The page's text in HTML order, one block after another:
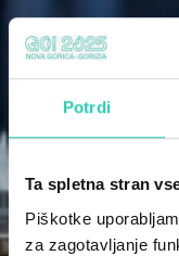
Potrdi
Ta spletna stran
Piškotke
za zagotavljanje